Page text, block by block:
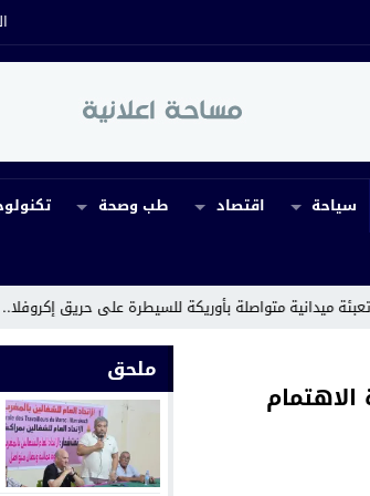
سياحة اقتصاد طب وصحة
للسيطرة على حريق إكروفلا.. وحضور ميداني لافت
ملحق